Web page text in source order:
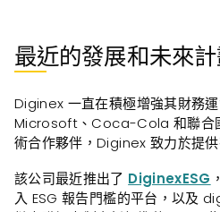
最近的發展和未來
Diginex 一直在積極增強其財務
Microsoft、Coca-Cola 和聯合
術合作夥伴，Diginex 致力於提供
該公司最近推出了 DiginexESG
入 ESG 報告門檻的平台，以及